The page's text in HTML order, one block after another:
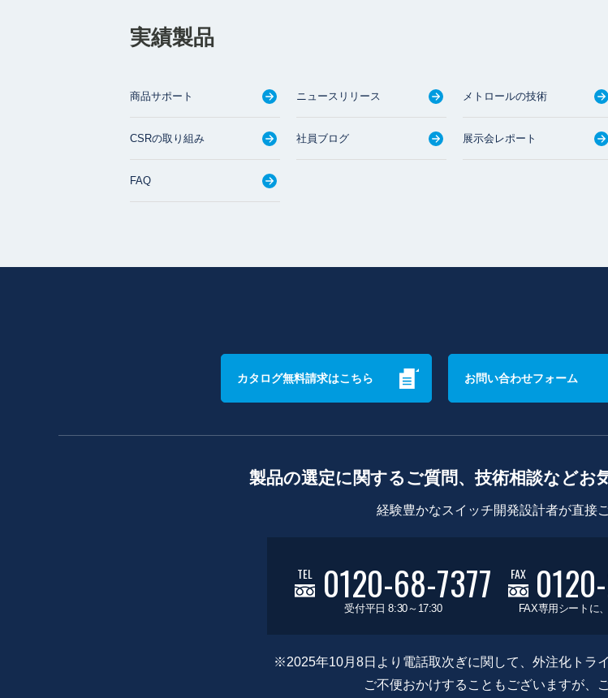
実績製品
商品サポート ニュースリリース メトロールの技術
CSRの取り組み 社員ブログ 展示会レポート
FAQ
カタログ無料請求はこちら お問い合わせフォーム
製品の選定に関するご質問、技術相談などお
経験豊かなスイッチ開発設計者が直接
TEL 0120-68-7377
受付平日 8:30～17:30
FAX
FAX専用シートに
※2025年10月8日より電話取次ぎに関して、外注化トラ
ご不便おかけすることもございますが、